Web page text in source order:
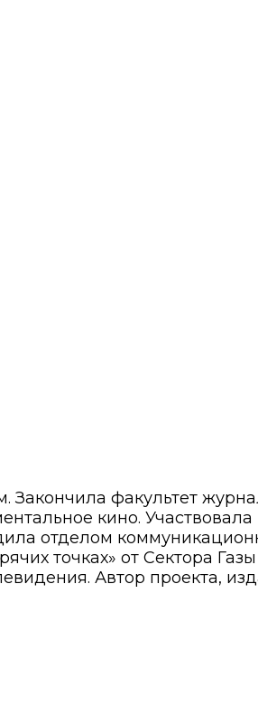
факультет
кино.
отделом
точках» от Сектора
Автор проекта,